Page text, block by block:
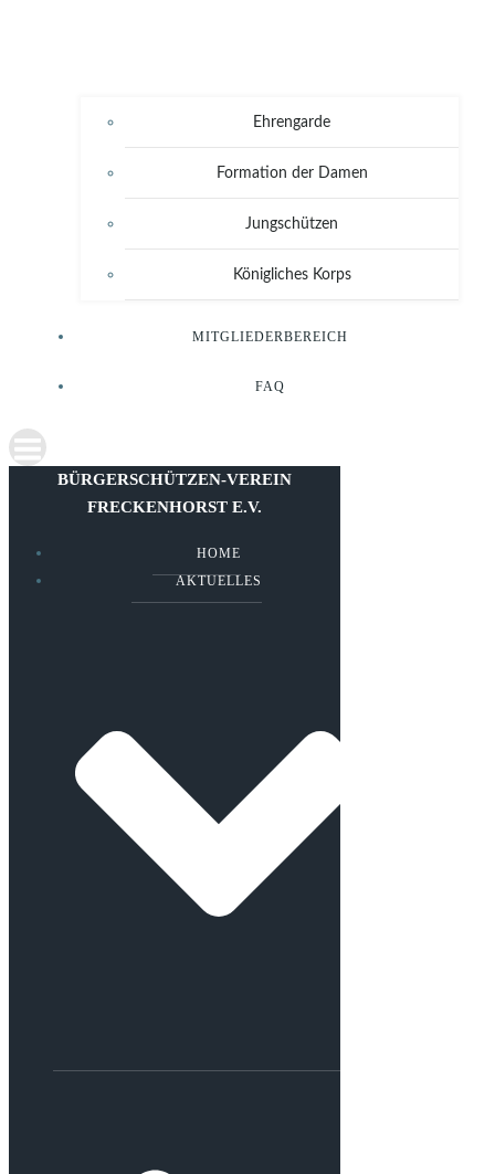
Ehrengarde
Formation der Damen
Jungschützen
Königliches Korps
MITGLIEDERBEREICH
FAQ
BÜRGERSCHÜTZEN-VEREIN
FRECKENHORST E.V.
HOME
AKTUELLES